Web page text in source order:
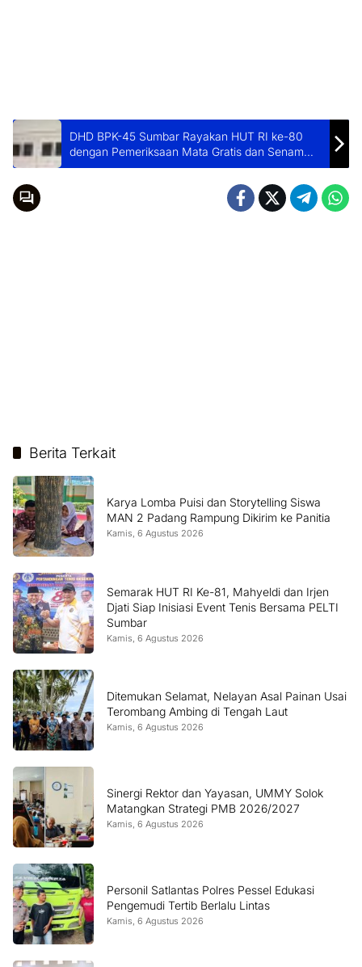
DHD BPK-45 Sumbar Rayakan HUT RI ke-80
dengan Pemeriksaan Mata Gratis dan Senam
Lansia
Berita Terkait
Karya Lomba Puisi dan Storytelling Siswa
MAN 2 Padang Rampung Dikirim ke Panitia
Kamis, 6 Agustus 2026
Semarak HUT RI Ke-81, Mahyeldi dan Irjen
Djati Siap Inisiasi Event Tenis Bersama PELTI
Sumbar
Kamis, 6 Agustus 2026
Ditemukan Selamat, Nelayan Asal Painan Usai
Terombang Ambing di Tengah Laut
Kamis, 6 Agustus 2026
Sinergi Rektor dan Yayasan, UMMY Solok
Matangkan Strategi PMB 2026/2027
Kamis, 6 Agustus 2026
Personil Satlantas Polres Pessel Edukasi
Pengemudi Tertib Berlalu Lintas
Kamis, 6 Agustus 2026